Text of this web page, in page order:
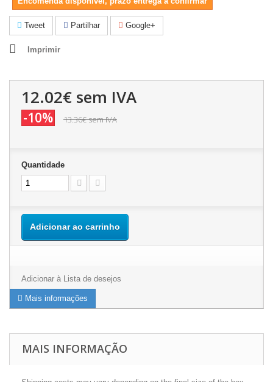
Tweet Partilhar Google+
Imprimir
12.02€ sem IVA
-10% 13.36€sem IVA
Quantidade
Adicionar ao carrinho
Adicionar à Lista de desejos
Mais informações
MAIS INFORMAÇÃO